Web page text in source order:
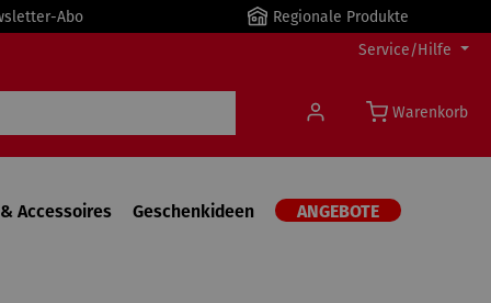
Abo
Regionale Produkte
Service/Hilfe
Warenkorb
Accessoires Geschenkideen ANGEBOTE